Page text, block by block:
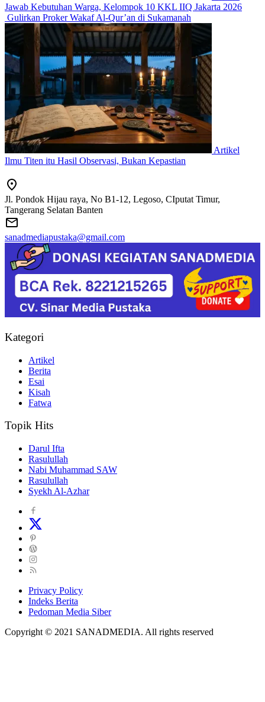
Jawab Kebutuhan Warga, Kelompok 10 KKL IIQ Jakarta 2026
Gulirkan Proker Wakaf Al-Qur’an di Sukamanah
Artikel
Ilmu Titen itu Hasil Observasi, Bukan Kepastian
Jl. Pondok Hijau raya, No B1-12, Legoso, CIputat Timur,
Tangerang Selatan Banten
sanadmediapustaka@gmail.com
Kategori
Artikel
Berita
Esai
Kisah
Fatwa
Topik Hits
Darul Ifta
Rasulullah
Nabi Muhammad SAW
Rasulullah
Syekh Al-Azhar
Privacy Policy
Indeks Berita
Pedoman Media Siber
Copyright © 2021 SANADMEDIA. All rights reserved